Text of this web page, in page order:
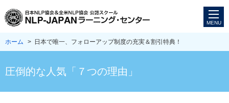
ホーム > 日本で唯一、フォローアップ制度の充実＆割引特典！
圧倒的な人気「７つの理由」